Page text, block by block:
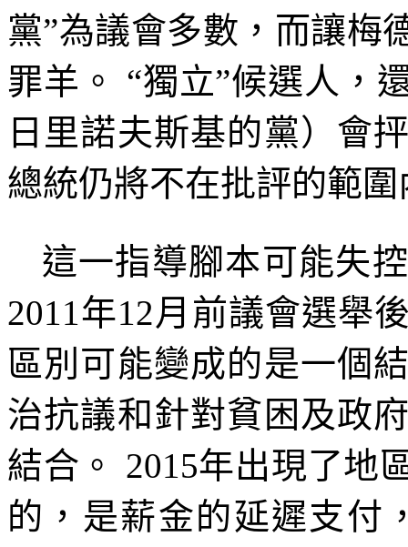
黨”為議會多數，而讓梅
罪羊。
“獨立”候選人，
日里諾夫斯基的黨）會
總統仍將不在批評的範圍
這一指導腳本可能失
2011年12月前議會選舉
區別可能變成的是一個
治抗議和針對貧困及政
結合。
2015年出現了地
的，是薪金的延遲支付